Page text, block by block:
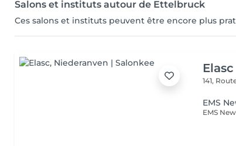
Salons et instituts autour de Ettelbruck
Ces salons et instituts peuvent être encore plus
Elasc
141,
EMS